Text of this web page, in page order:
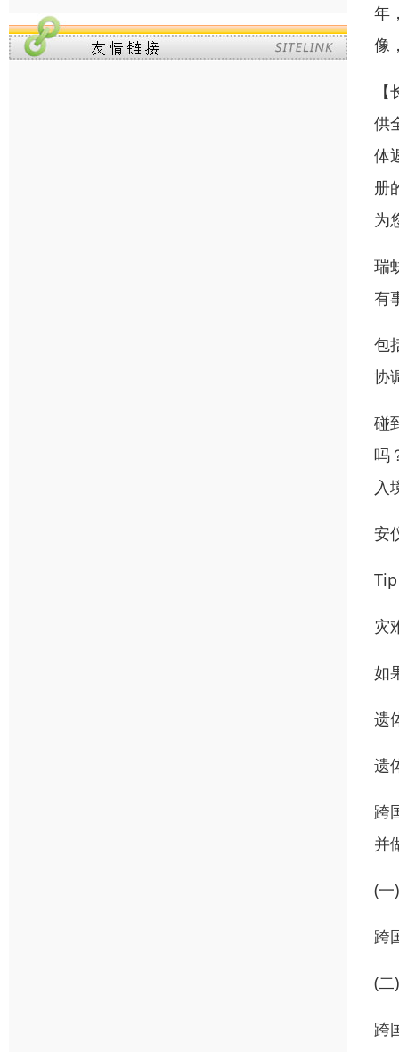
年
像
供
体
册
为
瑞
有
包
协
碰
吗
入
安
灾
如
遗
遗
跨
并
(一
跨
(二
跨